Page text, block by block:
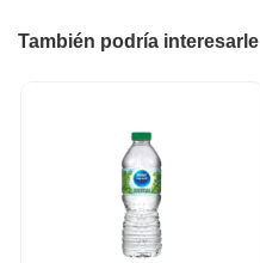
También podría interesarle